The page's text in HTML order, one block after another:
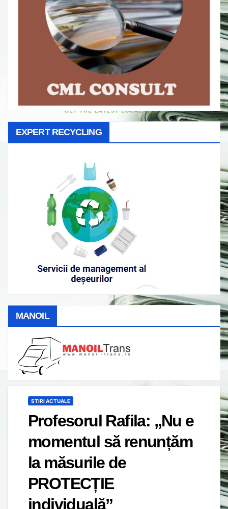
EXPERT RECYCLING
MANOIL
STIRI ACTUALE
Profesorul Rafila: „Nu e
momentul să renunțăm
la măsurile de
PROTECȚIE
individuală”